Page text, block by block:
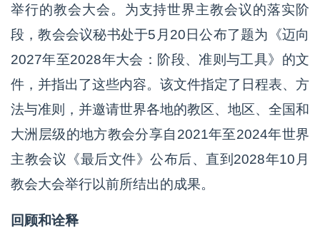
举行的教会大会。为支持世界主教会议的落实阶
段，教会会议秘书处于5月20日公布了题为《迈向
2027年至2028年大会：阶段、准则与工具》的文
件，并指出了这些内容。该文件指定了日程表、方
法与准则，并邀请世界各地的教区、地区、全国和
大洲层级的地方教会分享自2021年至2024年世界
主教会议《最后文件》公布后、直到2028年10月
教会大会举行以前所结出的成果。
回顾和诠释